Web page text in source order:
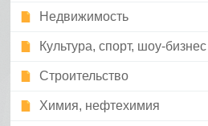
Недвижимость
Культура, спорт, шоу-бизнес
Строительство
Химия, нефтехимия